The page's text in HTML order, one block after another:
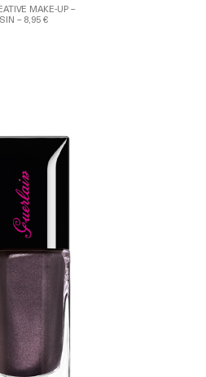
MAKE-UP –
SIN – 8,95 €